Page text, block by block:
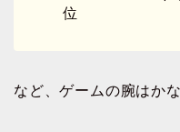
位
など、ゲームの腕はか